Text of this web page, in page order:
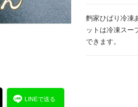
LINEで送る
麪家ひばり冷凍
ットは冷凍スー
できます。